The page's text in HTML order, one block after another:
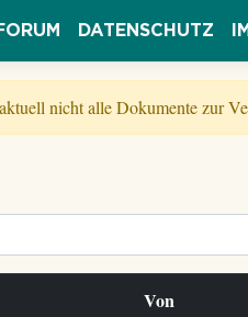
DATENSCHUTZ
nicht alle Dokumente zur
Von